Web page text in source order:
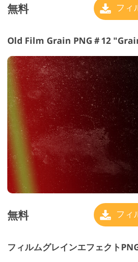
無料 フィ
Old Film Grain PNG＃12
無料 フィ